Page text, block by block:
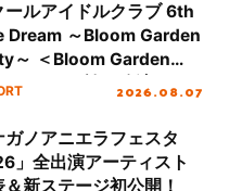
ールアイドルクラブ 6th
Dream ～Bloom Garden
～ ＜Bloom Garden
Stage／埼玉公演＞”
2026.08.07
ガノアニエラフェスタ
」全出演アーティスト
＆新ステージ初公開！